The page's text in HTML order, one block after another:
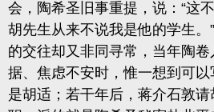
会，陶希圣旧事重提，说：“这
胡先生从来不说我是他的学生。
的交往却又非同寻常，当年陶卷
据、焦虑不安时，惟一想到可
是胡适；若干年后，蒋介石敦